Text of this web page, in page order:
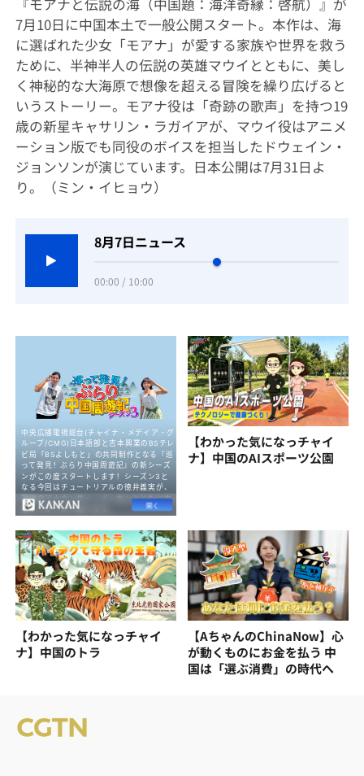
『モアナと伝説の海（中国題：海洋奇縁：啓航）』が
7月10日に中国本土で一般公開スタート。本作は、海
に選ばれた少女「モアナ」が愛する家族や世界を救う
ために、半神半人の伝説の英雄マウイとともに、美し
く神秘的な大海原で想像を超える冒険を繰り広げると
いうストーリー。モアナ役は「奇跡の歌声」を持つ19
歳の新星キャサリン・ラガイアが、マウイ役はアニメ
ーション版でも同役のボイスを担当したドウェイン・
ジョンソンが演じています。日本公開は7月31日よ
り。（ミン・イヒョウ）
8月7日ニュース
00:00 / 10:00
【わかった気になっチャイ
ナ】中国のAIスポーツ公園
【わかった気になっチャイ
ナ】中国のトラ
【AちゃんのChinaNow】心
が動くものにお金を払う 中
国は「選ぶ消費」の時代へ